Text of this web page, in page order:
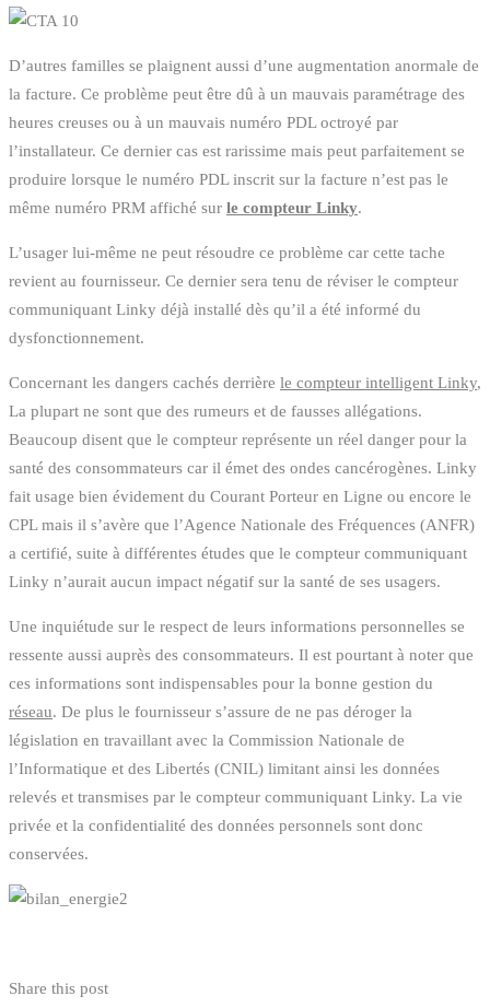
D’autres familles se plaignent aussi d’une augmentation anormale de
la facture. Ce problème peut être dû à un mauvais paramétrage des
heures creuses ou à un mauvais numéro PDL octroyé par
l’installateur. Ce dernier cas est rarissime mais peut parfaitement se
produire lorsque le numéro PDL inscrit sur la facture n’est pas le
même numéro PRM affiché sur le compteur Linky.
L’usager lui-même ne peut résoudre ce problème car cette tache
revient au fournisseur. Ce dernier sera tenu de réviser le compteur
communiquant Linky déjà installé dès qu’il a été informé du
dysfonctionnement.
Concernant les dangers cachés derrière le compteur intelligent Linky,
La plupart ne sont que des rumeurs et de fausses allégations.
Beaucoup disent que le compteur représente un réel danger pour la
santé des consommateurs car il émet des ondes cancérogènes. Linky
fait usage bien évidement du Courant Porteur en Ligne ou encore le
CPL mais il s’avère que l’Agence Nationale des Fréquences (ANFR)
a certifié, suite à différentes études que le compteur communiquant
Linky n’aurait aucun impact négatif sur la santé de ses usagers.
Une inquiétude sur le respect de leurs informations personnelles se
ressente aussi auprès des consommateurs. Il est pourtant à noter que
ces informations sont indispensables pour la bonne gestion du
réseau. De plus le fournisseur s’assure de ne pas déroger la
législation en travaillant avec la Commission Nationale de
l’Informatique et des Libertés (CNIL) limitant ainsi les données
relevés et transmises par le compteur communiquant Linky. La vie
privée et la confidentialité des données personnels sont donc
conservées.
Share this post